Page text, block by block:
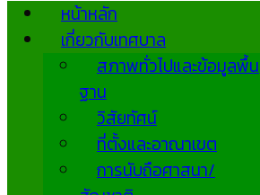
หน้าหลัก
เกี่ยวกับเทศบาล
สภาพทั่วไปและข้อมูลพื้น
ฐาน
วิสัยทัศน์
ที่ตั้งและอาณาเขต
การนับถือศาสนา/